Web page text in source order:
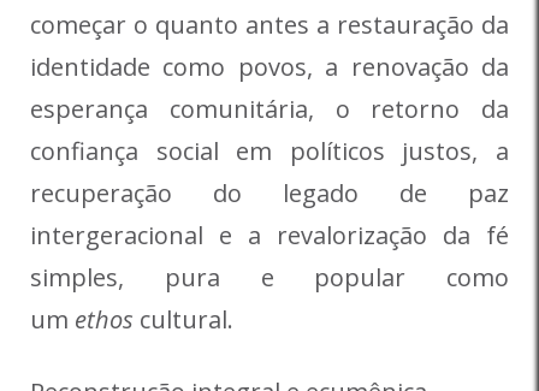
começar o quanto antes a restauração da
identidade como povos, a renovação da
esperança comunitária, o retorno da
confiança social em políticos justos, a
recuperação do legado de paz
intergeracional e a revalorização da fé
simples, pura e popular como
um ethos cultural.